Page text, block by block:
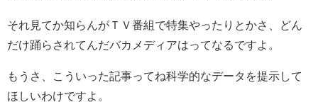
それ見てか知らんがＴＶ番組で特集やったりとかさ、どん
だけ踊らされてんだバカメディアはってなるですよ。
もうさ、こういった記事ってね科学的なデータを提示して
ほしいわけですよ。